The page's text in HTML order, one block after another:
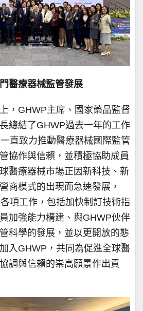
醫療器械監管發展
，GHWP主席、國家藥品監督
總結了GHWP過去一年的工作
直致力推動醫療器械國際監管
協作與信賴，並積極協助成員
醫療器械市場正因新科技、新
商模式的出現而急速發展，
項工作，包括加快制訂技術指
加強能力構建、與GHWP伙伴
科學的發展，並以更開放的態
入GHWP，共同為促進全球醫
調與信賴的崇高願景作出貢